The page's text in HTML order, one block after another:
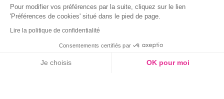
Pour modifier vos préférences par la suite, cliquez sur le lien
'Préférences de cookies' situé dans le pied de page.
Lire la politique de confidentialité
Consentements certifiés par
Je choisis OK pour moi